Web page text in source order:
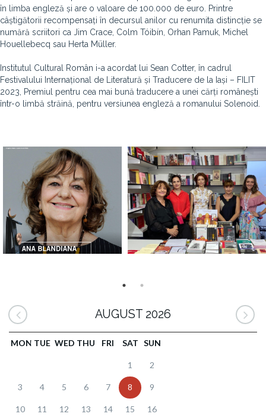
în limba engleză și are o valoare de 100.000 de euro. Printre
câștigătorii recompensați în decursul anilor cu renumita distincție se
numără scriitori ca Jim Crace, Colm Tóibín, Orhan Pamuk, Michel
Houellebecq sau Herta Müller.
Institutul Cultural Român i-a acordat lui Sean Cotter, în cadrul
Festivalului Internațional de Literatură și Traducere de la Iași – FILIT
2023, Premiul pentru cea mai bună traducere a unei cărți românești
într-o limbă străină, pentru versiunea engleză a romanului Solenoid.
AUGUST 2026
MON TUE WED THU FRI SAT SUN
1 2
3 4 5 6 7 8 9
10 11 12 13 14 15 16